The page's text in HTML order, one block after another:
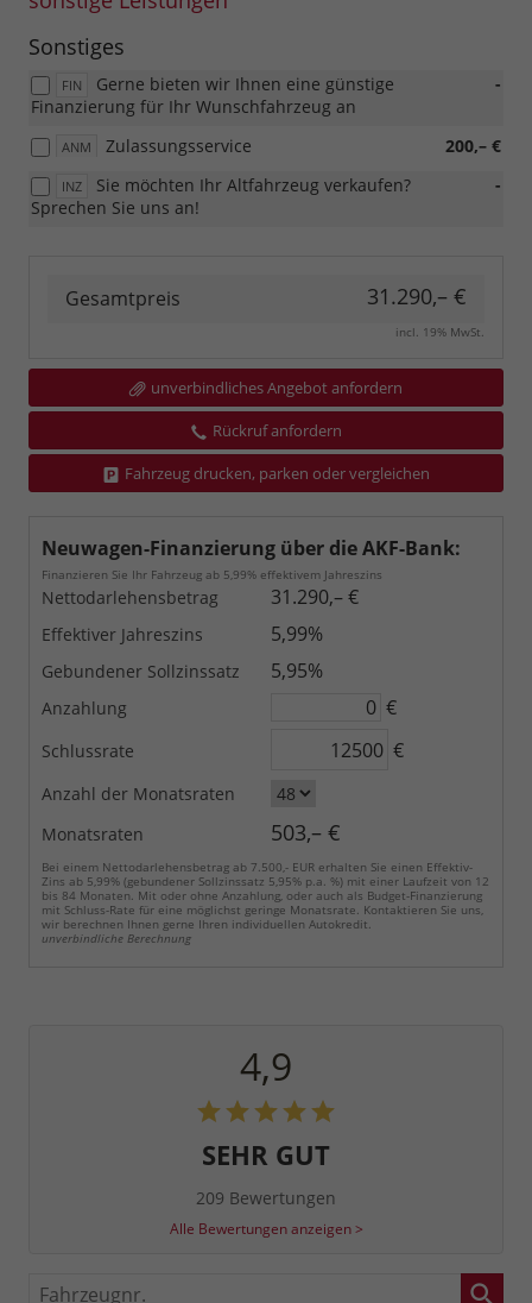
Sonstiges
FIN -
Gerne bieten wir Ihnen eine günstige
Finanzierung für Ihr Wunschfahrzeug an
ANM 200,– €
Zulassungsservice
INZ -
Sie möchten Ihr Altfahrzeug verkaufen?
Sprechen Sie uns an!
Gesamtpreis 31.290,– €
incl. 19% MwSt.
unverbindliches Angebot anfordern
Rückruf anfordern
Fahrzeug drucken, parken oder vergleichen
Neuwagen-Finanzierung über die AKF-Bank:
Finanzieren Sie Ihr Fahrzeug ab 5,99% effektivem Jahreszins
Nettodarlehensbetrag 31.290,– €
Effektiver Jahreszins 5,99%
Gebundener Sollzinssatz 5,95%
Anzahlung €
Schlussrate €
Anzahl der Monatsraten
Monatsraten
503,– €
Bei einem Nettodarlehensbetrag ab 7.500,- EUR erhalten Sie einen Effektiv-
Zins ab 5,99% (gebundener Sollzinssatz 5,95% p.a. %) mit einer Laufzeit von 12
bis 84 Monaten. Mit oder ohne Anzahlung, oder auch als Budget-Finanzierung
mit Schluss-Rate für eine möglichst geringe Monatsrate. Kontaktieren Sie uns,
wir berechnen Ihnen gerne Ihren individuellen Autokredit.
unverbindliche Berechnung
4,9
SEHR GUT
209 Bewertungen
Alle Bewertungen anzeigen >
Fahrzeugnr.